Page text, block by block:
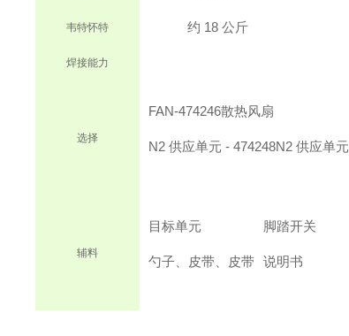
韦特怀特 约 18 公斤
焊接能力
选择
FAN-474246散热风扇
N2 供应单元 - 474248N2 供应单元
辅料
目标单元 脚踏开关
勺子、皮带 、皮带 说明书